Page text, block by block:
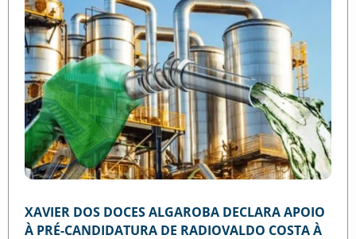
XAVIER DOS DOCES ALGAROBA DECLARA APOIO
À PRÉ-CANDIDATURA DE RADIOVALDO COSTA À